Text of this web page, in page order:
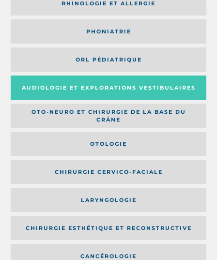
RHINOLOGIE ET ALLERGIE
PHONIATRIE
ORL PÉDIATRIQUE
AUDIOLOGIE ET EXPLORATIONS VESTIBULAIRES
OTO-NEURO ET CHIRURGIE DE LA BASE DU
CRÂNE
OTOLOGIE
CHIRURGIE CERVICO-FACIALE
LARYNGOLOGIE
CHIRURGIE ESTHÉTIQUE ET RECONSTRUCTIVE
CANCÉROLOGIE